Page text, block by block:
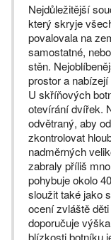
Nejdůležitější
který skryje
povalovala na
samostatné,
stěn.
prostor a
U skříňových
otevírání dvířek.
odvětraný, aby
zkontrolovat
nadměrných
zabraly příliš
pohybuje okolo
sloužit také jako
ocení zvláště
doporučuje
blízkosti botníku